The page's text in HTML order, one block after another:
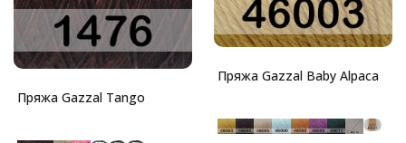
Пряжа Gazzal Tango
Пряжа Gazzal Baby Alpaca